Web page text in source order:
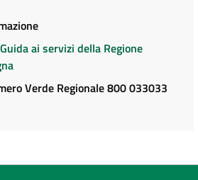
ai servizi della Regione
Verde Regionale 800 033033